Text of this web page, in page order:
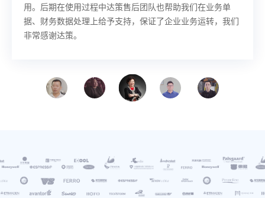
公司的配合非常顺畅；他们帮忙定制、实施的系统上线时间
很短，且运行非常成功；公司管理层对此给予真心的肯定。
户的需求始终获得第一时间的关注和解决。
来的信息化建设中有更深一步的合作。
用。后期在使用过程中达策售后团队也帮助我们在业务单
据、财务数据处理上给予支持，保证了企业业务运转，我们
非常感谢达策。
结果是幸福的。
行效率及管理能力。与上海达策的合作让我们受益匪浅，使
意欧斯走上管理提升的快速发展之路。